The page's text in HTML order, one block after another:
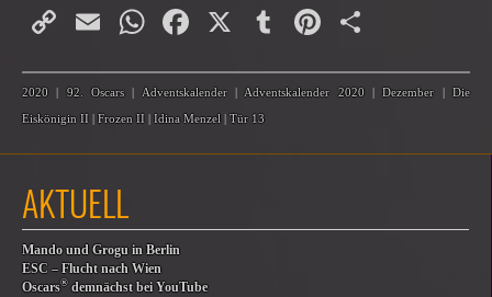
AKTUELL
Mando und Grogu in Berlin
ESC – Flucht nach Wien
Oscars® demnächst bei YouTube
CopyEmailWhatsApp
Facebook
X TumblrPinterest
2020 |92. Oscars| Adventskalender|Adventskalender 2020|Dezember |Die
Eiskönigin II | Frozen II | Idina Menzel |Tür 13